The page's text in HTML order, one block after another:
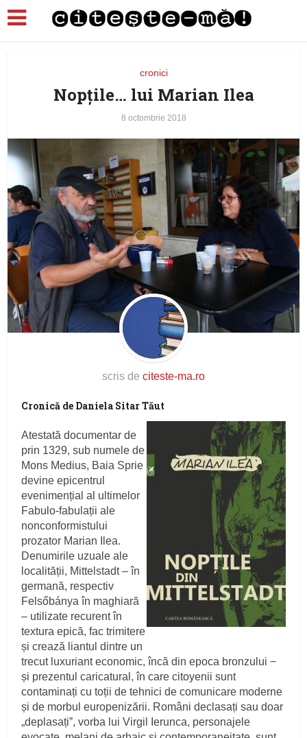
cronici
Nopțile… lui Marian Ilea
8 octombrie 2018
scris de citeste-ma.ro
Cronică de Daniela Sitar Tăut
Atestată documentar de
prin 1329, sub numele de
Mons Medius, Baia Sprie
devine epicentrul
evenimențial al ultimelor
Fabulo-fabulații ale
nonconformistului
prozator Marian Ilea.
Denumirile uzuale ale
localității, Mittelstadt – în
germană, respectiv
Felsőbánya în maghiară
– utilizate recurent în
textura epică, fac trimitere
și crează liantul dintre un
trecut luxuriant economic, încă din epoca bronzului −
și prezentul caricatural, în care citoyenii sunt
contaminați cu toții de tehnici de comunicare moderne
și de morbul europenizării. Români declasați sau doar
„deplasațiˮ, vorba lui Virgil Ierunca, personajele